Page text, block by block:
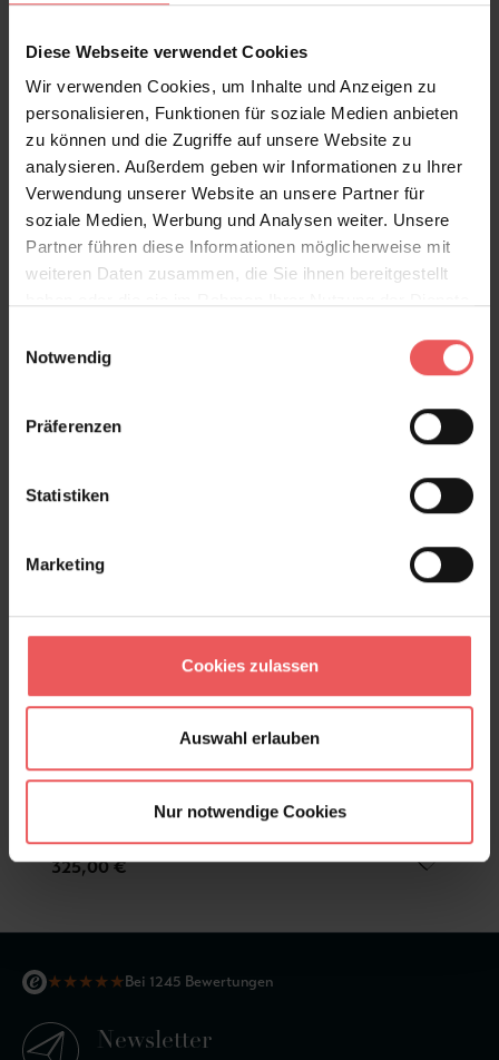
Diese Webseite verwendet Cookies
Wir verwenden Cookies, um Inhalte und Anzeigen zu
personalisieren, Funktionen für soziale Medien anbieten
zu können und die Zugriffe auf unsere Website zu
analysieren. Außerdem geben wir Informationen zu Ihrer
Verwendung unserer Website an unsere Partner für
soziale Medien, Werbung und Analysen weiter. Unsere
Partner führen diese Informationen möglicherweise mit
weiteren Daten zusammen, die Sie ihnen bereitgestellt
Notwendig
Präferenzen
Statistiken
Marketing
Cookies zulassen
Auswahl erlauben
Nur notwendige Cookies
Sie haben Fragen zum Produkt?
Frage stellen
+49 (0)221 932 81 82
Porto, col.01
325,00 €
★★★★★Bei 1245 Bewertungen
Newsletter